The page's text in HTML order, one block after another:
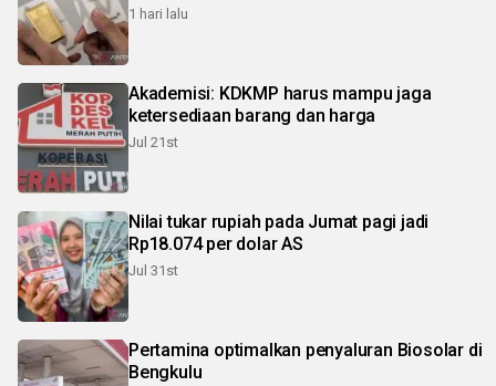
1 hari lalu
Akademisi: KDKMP harus mampu jaga
ketersediaan barang dan harga
Jul 21st
Nilai tukar rupiah pada Jumat pagi jadi
Rp18.074 per dolar AS
Jul 31st
Pertamina optimalkan penyaluran Biosolar di
Bengkulu